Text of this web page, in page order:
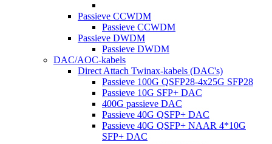
Passieve CCWDM
Passieve CCWDM
Passieve DWDM
Passieve DWDM
DAC/AOC-kabels
Direct Attach Twinax-kabels (DAC's)
Passieve 100G QSFP28-4x25G SFP28
Passieve 10G SFP+ DAC
400G passieve DAC
Passieve 40G QSFP+ DAC
Passieve 40G QSFP+ NAAR 4*10G
SFP+ DAC